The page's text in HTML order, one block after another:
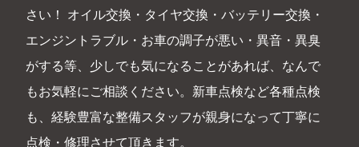
さい！ オイル交換・タイヤ交換・バッテリー交換・
エンジントラブル・お車の調子が悪い・異音・異臭
がする等、少しでも気になることがあれば、なんで
もお気軽にご相談ください。新車点検など各種点検
も、経験豊富な整備スタッフが親身になって丁寧に
点検・修理させて頂きます。